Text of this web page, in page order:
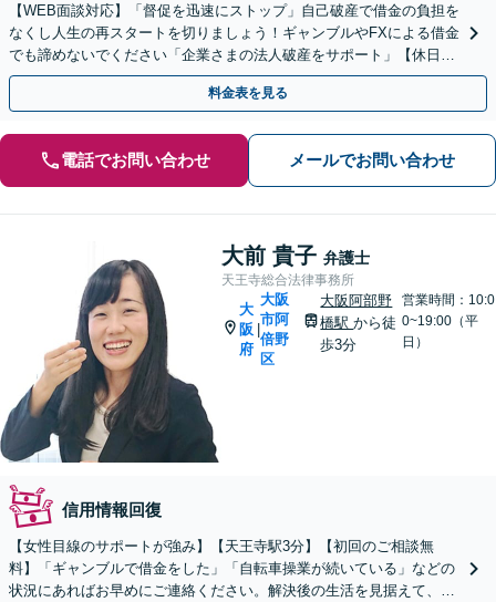
【WEB面談対応】「督促を迅速にストップ」自己破産で借金の負担を
なくし人生の再スタートを切りましょう！ギャンブルやFXによる借金
でも諦めないでください「企業さまの法人破産をサポート」【休日夜
間相談可】【上本町から徒歩10秒】
料金表を見る
電話でお問い合わせ メールでお問い合わせ
大前 貴子 弁護士
天王寺総合法律事務所
大
阪
府
大阪
市阿
倍野
区
大阪阿部野
橋駅から徒
歩3分
営業時間：10:0
0~19:00（平
日）
信用情報回復
【女性目線のサポートが強み】【天王寺駅3分】【初回のご相談無
料】「ギャンブルで借金をした」「自転車操業が続いている」などの
状況にあればお早めにご連絡ください。解決後の生活を見据えて、立